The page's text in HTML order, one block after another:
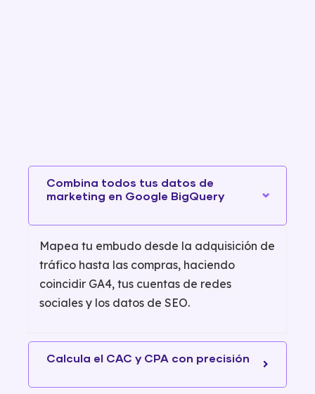
Combina todos tus datos de
marketing en Google BigQuery
Mapea tu embudo desde la adquisición de
tráfico hasta las compras, haciendo
coincidir GA4, tus cuentas de redes
sociales y los datos de SEO.
Calcula el CAC y CPA con precisión